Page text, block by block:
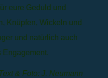
eure Geduld und
Knüpfen, Wickeln und
und natürlich auch
Engagement.
& Foto: J. Neumann